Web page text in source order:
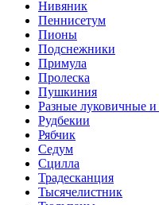
Нивяник
Пеннисетум
Пионы
Подснежники
Примула
Пролеска
Пушкиния
Разные луковичные
Рудбекии
Рябчик
Седум
Сцилла
Традесканция
Тысячелистник